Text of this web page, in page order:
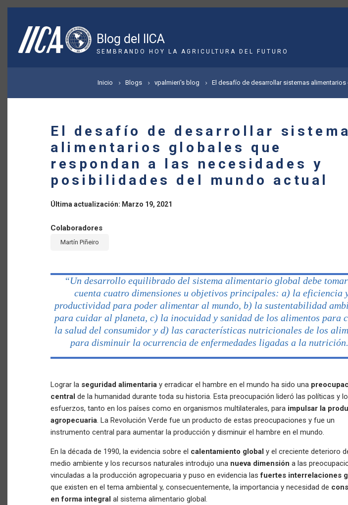
Pasar
contenido
principal
Blog del IICA
SEMBRANDO HOY LA AGRICULTURA DEL FUTURO
SOBRESCRIBIR
ENLACES
AYUDA
A
LA
NAVEGACIÓN
Inicio Blogs vpalmieri's blog El desafío de desarrollar sistemas
El desafío de desarrollar
alimentarios globales que
respondan a las necesidades y
posibilidades del mundo actual
Última actualización: Marzo 19, 2021
Colaboradores
Martín Piñeiro
“Un desarrollo equilibrado del sistema alimentario global debe
cuenta cuatro dimensiones u objetivos principales: a) la eficiencia
productividad para poder alimentar al mundo, b) la sustentabilidad
para cuidar al planeta, c) la inocuidad y sanidad de los alimentos para
la salud del consumidor y d) las características nutricionales de los
para disminuir la ocurrencia de enfermedades ligadas a la
Lograr la seguridad alimentaria y erradicar el hambre en el mundo ha sido una
central de la humanidad durante toda su historia. Esta preocupación lideró las políticas y
esfuerzos, tanto en los países como en organismos multilaterales, para impulsar la
agropecuaria. La Revolución Verde fue un producto de estas preocupaciones y fue un
instrumento central para aumentar la producción y disminuir el hambre en el mundo.
En la década de 1990, la evidencia sobre el calentamiento global y el creciente deterioro
medio ambiente y los recursos naturales introdujo una nueva dimensión a las
vinculadas a la producción agropecuaria y puso en evidencia lasfuertes interrelaciones
que existen en el tema ambiental y, consecuentemente, la importancia y necesidad de
en forma integral al sistema alimentario global.